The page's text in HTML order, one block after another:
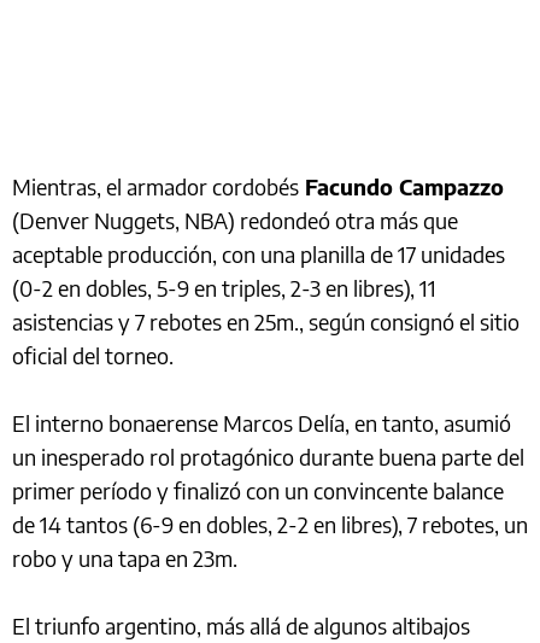
Mientras, el armador cordobés Facundo Campazzo
(Denver Nuggets, NBA) redondeó otra más que
aceptable producción, con una planilla de 17 unidades
(0-2 en dobles, 5-9 en triples, 2-3 en libres), 11
asistencias y 7 rebotes en 25m., según consignó el sitio
oficial del torneo.
El interno bonaerense Marcos Delía, en tanto, asumió
un inesperado rol protagónico durante buena parte del
primer período y finalizó con un convincente balance
de 14 tantos (6-9 en dobles, 2-2 en libres), 7 rebotes, un
robo y una tapa en 23m.
El triunfo argentino, más allá de algunos altibajos